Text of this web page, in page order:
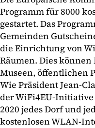
Programm für 8000
gestartet. Das
Gemeinden
die Einrichtung von
Räumen. Dies
Museen, öffentlichen
Wie Präsident Jean-
der WiFi4EU-
2020 jedes Dorf und
kostenlosen WLAN-